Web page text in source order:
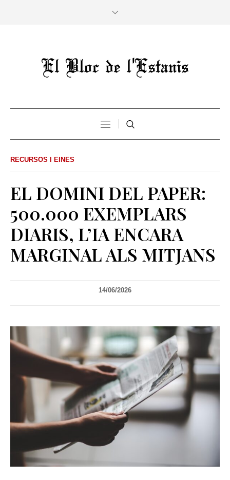
RECURSOS I EINES
EL DOMINI DEL PAPER:
500.000 EXEMPLARS
DIARIS, L’IA ENCARA
MARGINAL ALS MITJANS
14/06/2026